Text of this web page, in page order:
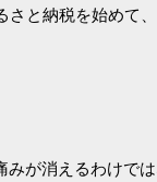
と納税を始めて、
ていないのでこ
が消えるわけで